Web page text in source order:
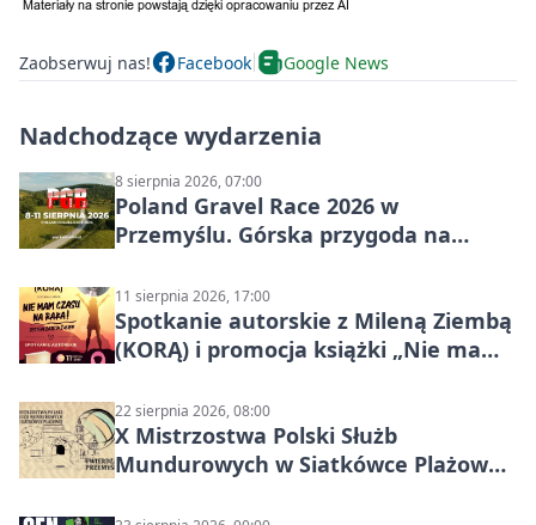
Zaobserwuj nas! Facebook Google News
Nadchodzące wydarzenia
8 sierpnia 2026, 07:00
Poland Gravel Race 2026 w
Przemyślu. Górska przygoda na
11 sierpnia 2026, 17:00
Spotkanie autorskie z Mileną Ziembą
(KORĄ) i promocja książki „Nie mam
22 sierpnia 2026, 08:00
X Mistrzostwa Polski Służb
Mundurowych w Siatkówce Plażowej